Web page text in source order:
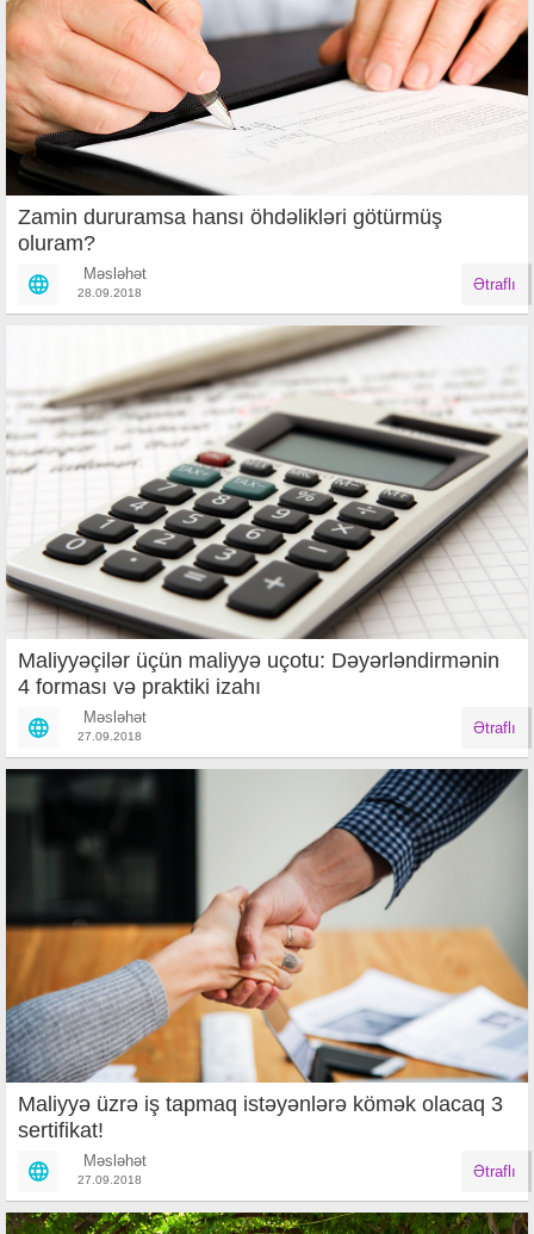
Zamin dururamsa hansı öhdəlikləri götürmüş
oluram?
Məsləhət
28.09.2018 Ətraflı
Maliyyəçilər üçün maliyyə uçotu: Dəyərləndirmənin
4 forması və praktiki izahı
Məsləhət
27.09.2018 Ətraflı
Maliyyə üzrə iş tapmaq istəyənlərə kömək olacaq 3
sertifikat!
Məsləhət
27.09.2018 Ətraflı